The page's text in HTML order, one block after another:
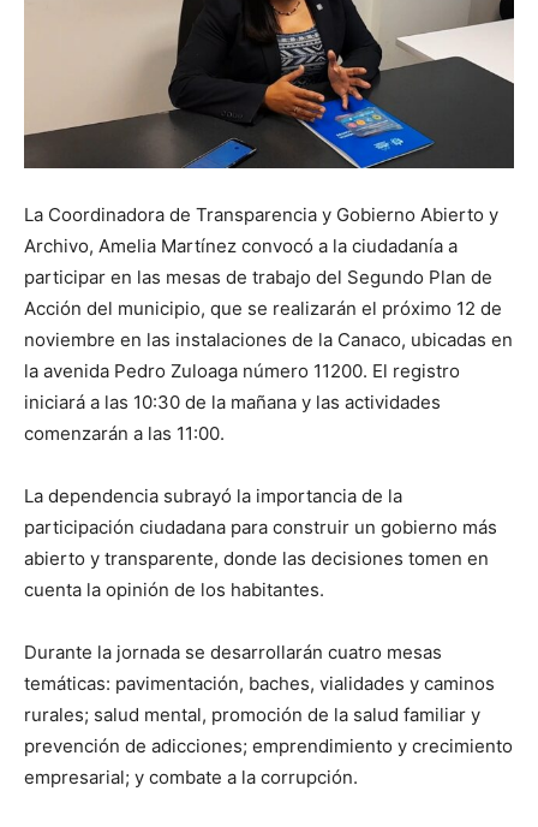
La Coordinadora de Transparencia y Gobierno Abierto y
Archivo, Amelia Martínez convocó a la ciudadanía a
participar en las mesas de trabajo del Segundo Plan de
Acción del municipio, que se realizarán el próximo 12 de
noviembre en las instalaciones de la Canaco, ubicadas en
la avenida Pedro Zuloaga número 11200. El registro
iniciará a las 10:30 de la mañana y las actividades
comenzarán a las 11:00.
La dependencia subrayó la importancia de la
participación ciudadana para construir un gobierno más
abierto y transparente, donde las decisiones tomen en
cuenta la opinión de los habitantes.
Durante la jornada se desarrollarán cuatro mesas
temáticas: pavimentación, baches, vialidades y caminos
rurales; salud mental, promoción de la salud familiar y
prevención de adicciones; emprendimiento y crecimiento
empresarial; y combate a la corrupción.